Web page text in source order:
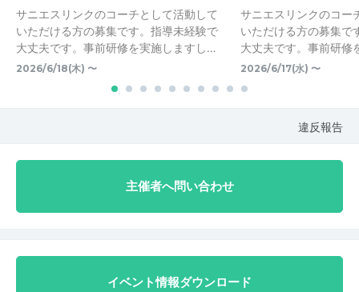
サニエスリンクのコーチとして活動して
いただける方の募集です。指導未経験で
大丈夫です。事前研修を実施しますし…
2026/6/18(木) 〜
サニエスリンクのコー
いただける方の募集で
大丈夫です。事前研修
2026/6/17(水) 〜
違反報告
主催者へ問い合わせ
イベント情報ダウンロード